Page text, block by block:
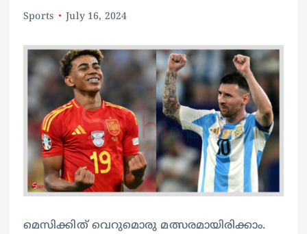
Sports July 16, 2024
മെസിക്കിത് വെറുമൊരു മത്സരമായിരിക്കാം.